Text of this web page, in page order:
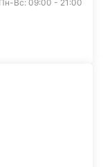
Пн-Вс: 09:00 - 21:00